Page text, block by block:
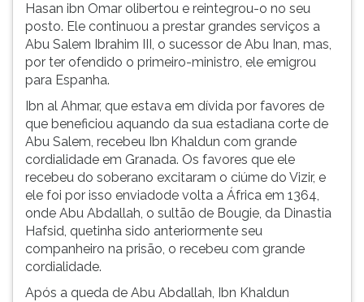
ouvir
essa
instrução
novamente.
Hasan ibn Omar olibertou e reintegrou-o no seu
posto. Ele continuou a prestar grandes serviços a
Abu Salem Ibrahim III, o sucessor de Abu Inan, mas,
por ter ofendido o primeiro-ministro, ele emigrou
para Espanha.
Ibn al Ahmar, que estava em dívida por favores de
que beneficiou aquando da sua estadiana corte de
Abu Salem, recebeu Ibn Khaldun com grande
cordialidade em Granada. Os favores que ele
recebeu do soberano excitaram o ciúme do Vizir, e
ele foi por isso enviadode volta a África em 1364,
onde Abu Abdallah, o sultão de Bougie, da Dinastia
Hafsid, quetinha sido anteriormente seu
companheiro na prisão, o recebeu com grande
cordialidade.
Após a queda de Abu Abdallah, Ibn Khaldun